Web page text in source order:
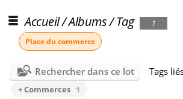
Accueil/Albums/Tag
1
Place du commerce
Rechercher dans ce lot Tags
+ Commerces 1